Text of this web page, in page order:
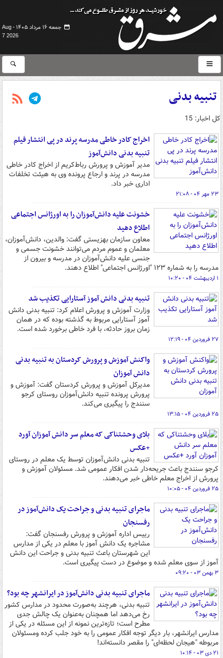
جمعه ۱۶ مرداد ۱۴۰۵ -
Aug
7 2026
تنبیه بدنی
کل اخبار: 15
اخراج کادر خاطی مدرسه پرند در پی انتشار فیلم
تنبیه بدنی دانش‌آموز
مدیر آموزش و پرورش رباط‌کریم از اخراج کادر خاطی
مدرسه در پرند و ارجاع پرونده وی به هیئت تخلفات
اداری خبر داد.
۲۳ مهر ۰۴ - ۲۱:۰۸
خشونت علیه دانش‌آموزان را به اورژانس اجتماعی
اطلاع دهید
معاون سازمان بهزیستی گفت: والدین، دانش‌آموزان،
معلمان و عموم مردم می‌توانند خشونت جسمی و
جنسی علیه دانش‌آموزان در مدرسه و بیرون از
مدرسه را به شماره ۱۲۳ "اورژانس اجتماعی" اطلاع دهند.
۱ اردیبهشت ۰۴ - ۱۰:۲۰
تنبیه بدنی دانش آموز آستارایی تکذیب شد
وزارت آموزش و پرورش اعلام کرد: تنبیه بدنی دانش
آموز آستارایی مربوط به گذشته بوده که در همان
زمان بروز حادثه، با فرد خاطی برخورد شده است.
۲۷ فروردین ۰۴ - ۱۲:۱۹
واکنش آموزش و پرورش کردستان به تنبیه بدنی
دانش آموزان
مدیرکل آموزش و پرورش کردستان گفت: آموزش و
پرورش پرونده تنبیه دانش‌آموزان روستای کرجو
سنندج را پیگیری می‌کند.
۲۵ فروردین ۰۴ - ۱۳:۱۵
بلای وحشتناکی که معلم سر دانش آموزان آورد
+عکس
تنبیه بدنی دانش‌آموزان توسط یک معلم در روستای
کرجو سنندج باعث جریحه‌دار شدن افکار عمومی شد. مسئولان آموزش و
پرورش از اخراج معلم خاطی خبر می‌دهند.
۲۵ فروردین ۰۴ - ۱۰:۰۵
ماجرای تنبیه بدنی و جراحت یک دانش‌آموز در
رفسنجان
رییس اداره آموزش و پرورش رفسنجان گفت:
مشاجره یک دانش آموز با معلم در یکی از مدارس
این شهرستان باعث تنبیه بدنی و جراحت این دانش
آموز از سوی معلم شده و موضوع در دست پیگیری است.
۳ بهمن ۰۳ - ۰۹:۲۰
ماجرای تنبیه بدنی دانش‌آموز در ایرانشهر چه بود؟
تنبیه بدنی، هرچند به‌صورت محدود در مدارس کشور
رخ می‌دهد اما همچنان به‌عنوان یک چالش جدی
مطرح است؛ تازه‌ترین نمونه از این مسئله در یکی از
مدارس ایرانشهر، بار دیگر توجه افکار عمومی را به خود جلب کرده ومسئولان
مربوطه "هیجان لحظه‌ای" را مقصر دانسته‌اند!
۲۱ دی ۰۳ - ۱۰:۱۴